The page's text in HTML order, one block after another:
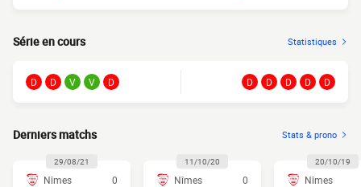
Série en cours Statistiques
D D V V D D D D D D
Derniers matchs Stats & prono
29/08/21
Nîmes
0
11/10/20
Nîmes
0
20/10/19
Nîmes